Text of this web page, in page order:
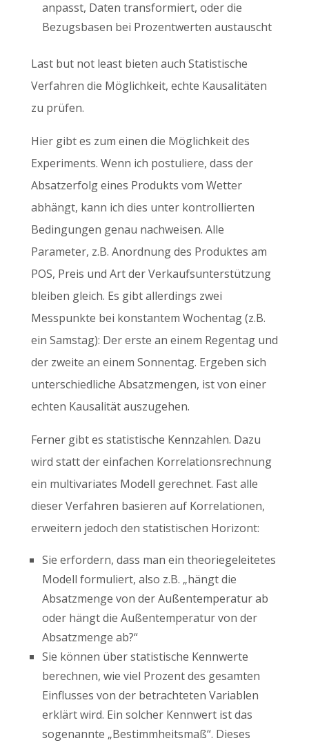
anpasst, Daten transformiert, oder die
Bezugsbasen bei Prozentwerten austauscht
Last but not least bieten auch Statistische
Verfahren die Möglichkeit, echte Kausalitäten
zu prüfen.
Hier gibt es zum einen die Möglichkeit des
Experiments. Wenn ich postuliere, dass der
Absatzerfolg eines Produkts vom Wetter
abhängt, kann ich dies unter kontrollierten
Bedingungen genau nachweisen. Alle
Parameter, z.B. Anordnung des Produktes am
POS, Preis und Art der Verkaufsunterstützung
bleiben gleich. Es gibt allerdings zwei
Messpunkte bei konstantem Wochentag (z.B.
ein Samstag): Der erste an einem Regentag und
der zweite an einem Sonnentag. Ergeben sich
unterschiedliche Absatzmengen, ist von einer
echten Kausalität auszugehen.
Ferner gibt es statistische Kennzahlen. Dazu
wird statt der einfachen Korrelationsrechnung
ein multivariates Modell gerechnet. Fast alle
dieser Verfahren basieren auf Korrelationen,
erweitern jedoch den statistischen Horizont:
Sie erfordern, dass man ein theoriegeleitetes
Modell formuliert, also z.B. „hängt die
Absatzmenge von der Außentemperatur ab
oder hängt die Außentemperatur von der
Absatzmenge ab?“
Sie können über statistische Kennwerte
berechnen, wie viel Prozent des gesamten
Einflusses von der betrachteten Variablen
erklärt wird. Ein solcher Kennwert ist das
sogenannte „Bestimmheitsmaß“. Dieses